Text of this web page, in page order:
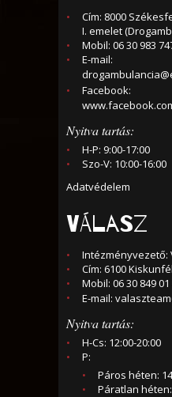
Cím: 8000
I. emelet
Mobil: 06 30 983
E-mail:
Facebook:
Nyitva tartás:
H-P: 9:00-17:00
Szo-V: 10:00-16:00
Adatvédelem
VÁLASZ
Intézményvezető:
Cím: 6100
Mobil: 06 30 849 01
E-mail:
Nyitva tartás:
H-Cs: 12:00-20:00
P:
Páros héten:
Páratlan héten: